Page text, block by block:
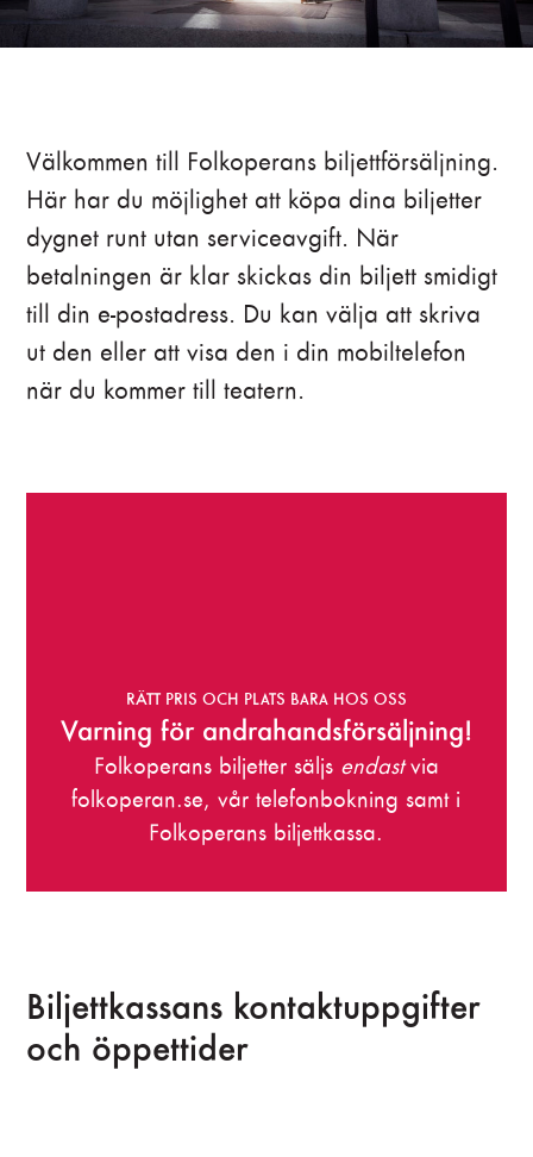
Välkommen till Folkoperans biljettförsäljning.
Här har du möjlighet att köpa dina biljetter
dygnet runt utan serviceavgift. När
betalningen är klar skickas din biljett smidigt
till din e-postadress. Du kan välja att skriva
ut den eller att visa den i din mobiltelefon
när du kommer till teatern.
RÄTT PRIS OCH PLATS BARA HOS OSS
Varning för andrahandsförsäljning!
Folkoperans biljetter säljs endastvia
folkoperan.se, vår telefonbokning samt i
Folkoperans biljettkassa.
Biljettkassans kontaktuppgifter
och öppettider